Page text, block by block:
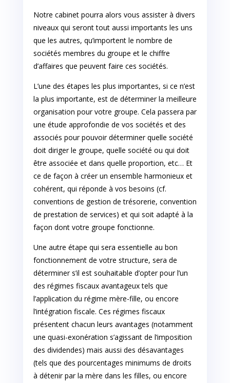
Notre cabinet pourra alors vous assister à divers
niveaux qui seront tout aussi importants les uns
que les autres, qu’importent le nombre de
sociétés membres du groupe et le chiffre
d’affaires que peuvent faire ces sociétés.
L’une des étapes les plus importantes, si ce n’est
la plus importante, est de déterminer la meilleure
organisation pour votre groupe. Cela passera par
une étude approfondie de vos sociétés et des
associés pour pouvoir déterminer quelle société
doit diriger le groupe, quelle société ou qui doit
être associée et dans quelle proportion, etc… Et
ce de façon à créer un ensemble harmonieux et
cohérent, qui réponde à vos besoins (cf.
conventions de gestion de trésorerie, convention
de prestation de services) et qui soit adapté à la
façon dont votre groupe fonctionne.
Une autre étape qui sera essentielle au bon
fonctionnement de votre structure, sera de
déterminer s’il est souhaitable d’opter pour l’un
des régimes fiscaux avantageux tels que
l’application du régime mère-fille, ou encore
l’intégration fiscale. Ces régimes fiscaux
présentent chacun leurs avantages (notamment
une quasi-exonération s’agissant de l’imposition
des dividendes) mais aussi des désavantages
(tels que des pourcentages minimums de droits
à détenir par la mère dans les filles, ou encore